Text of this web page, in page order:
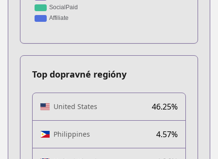
Top dopravné regióny
United States 46.25%
Philippines 4.57%